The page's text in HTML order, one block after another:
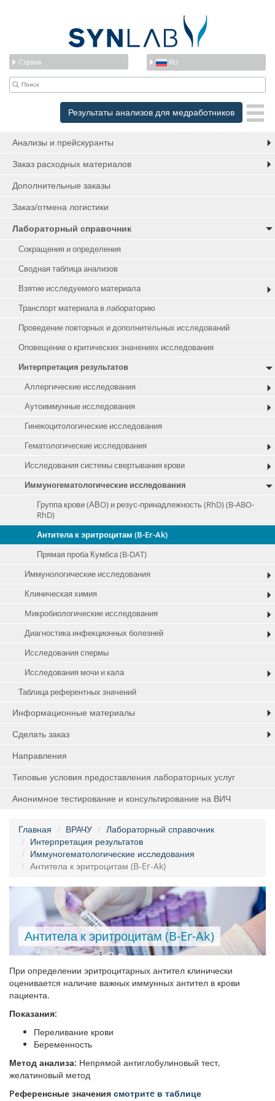
Страна RU
Результаты анализов для медработников
Анализы и прейскуранты
Заказ расходных материалов
Дополнительные заказы
Заказ/отмена логистики
Лабораторный справочник
Сокращения и определения
Сводная таблица анализов
Взятие исследуемого материала
Транспорт материала в лабораторию
Проведение повторных и дополнительных исследований
Оповещение о критических значениях исследования
Интерпретация результатов
Аллергические исследования
Аутоиммунные исследования
Гинекоцитологические исследования
Гематологические исследования
Исследования системы свертывания крови
Иммуногематологические исследования
Группа крови (АВO) и резус-принадлежность (RhD) (B-ABO-
RhD)
Антитела к эритроцитам (B-Er-Ak)
Прямая проба Кумбса (B-DAT)
Иммунологические исследования
Клиническая химия
Mикробиологические исследования
Диагностика инфекционных болезней
Исследования спермы
Исследования мочи и кала
Таблица референтных значений
Информационные материалы
Сделать заказ
Направления
Типовые условия предоставления лабораторных услуг
Анонимное тестирование и консультирование на ВИЧ
Главная ВРАЧУ
Лабораторный справочник
Интерпретация результатов
Иммуногематологические исследования
Антитела к эритроцитам (B-Er-Ak)
Антитела к эритроцитам (B-Er-Ak)
При определении эритроцитарных антител клинически
оценивается наличие важных иммунных антител в крови
пациента.
Показания:
Переливание крови
Беременность
Метод анализа: Непрямой антиглобулиновый тест,
желатиновый метод
Pеференсные значения смотритe в таблице